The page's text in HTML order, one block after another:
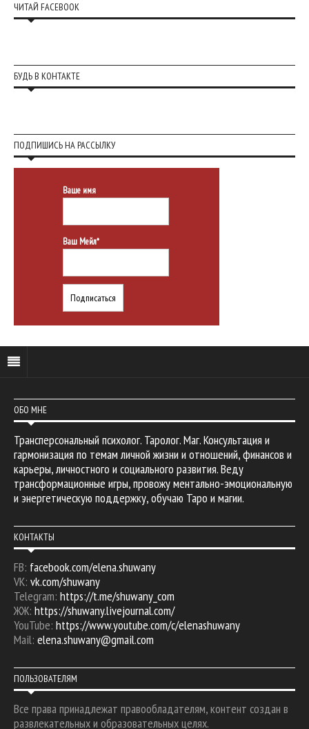
ЧИТАЙ FACEBOOK
БУДЬ В КОНТАКТЕ
ПОДПИШИСЬ НА РАССЫЛКУ
Ваше имя
Ваш Мейл*
ОБО МНЕ
Трансперсональный психолог. Таролог. Маг. Консультация и
гармонизация по темам личной жизни и отношений, финансов и
карьеры, личностного и социального развития. Веду
трансформационные игры, провожу ментально-эмоциональную
и энергетическую поддержку, обучаю Таро и магии.
КОНТАКТЫ
FB: facebook.com/elena.shuwany
VK: vk.com/shuwany
Telegram: https://t.me/shuwany_com
ЖЖ: https://shuwany.livejournal.com/
YouTube: https://www.youtube.com/c/elenashuwany
Mail: elena.shuwany@gmail.com
ПОЛЬЗОВАТЕЛЯМ
Все права принадлежат правообладателям, контент создан в
развлекательных и образовательных целях.